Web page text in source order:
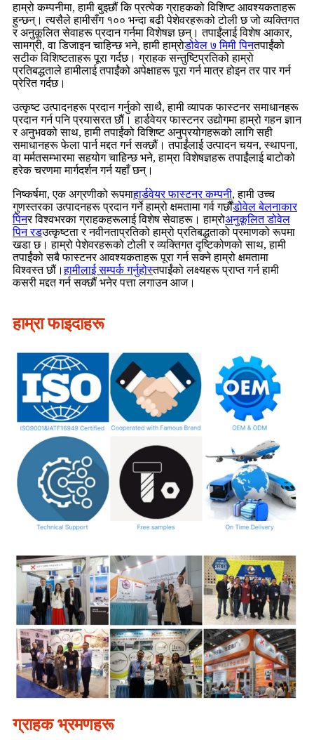
हाम्रो कम्पनीमा, हामी बुझ्छौं कि प्रत्येक ग्राहकको विशिष्ट आवश्यकताहरू
हुन्छन्। त्यसैले हामीसँग १०० भन्दा बढी पेशेवरहरूको टोली छ जो व्यक्तिगत
र अनुकूलित सेवाहरू प्रदान गर्नमा विशेषज्ञ छन्। तपाईंलाई विशेष आकार,
सामग्री, वा डिजाइन चाहिन्छ भने, हामी हाम्रोडोवेल ७ मिमी पिनतपाईंको
सटीक विशिष्टताहरू पूरा गर्दछ। ग्राहक सन्तुष्टिप्रतिको हाम्रो
प्रतिबद्धताले हामीलाई तपाईंको अपेक्षाहरू पूरा गर्न मात्र होइन तर पार गर्न
प्रेरित गर्दछ।
उत्कृष्ट उत्पादनहरू प्रदान गर्नुको साथै, हामी व्यापक फास्टनर समाधानहरू
प्रदान गर्न पनि प्रयासरत छौं। हार्डवेयर फास्टनर उद्योगमा हाम्रो गहन ज्ञान
र अनुभवको साथ, हामी तपाईंको विशिष्ट अनुप्रयोगहरूको लागि सही
समाधानहरू फेला पार्न मद्दत गर्न सक्छौं। तपाईंलाई उत्पादन चयन, स्थापना,
वा मर्मतसम्भारमा सहयोग चाहिन्छ भने, हाम्रा विशेषज्ञहरू तपाईंलाई बाटोको
हरेक चरणमा मार्गदर्शन गर्न यहाँ छन्।
निष्कर्षमा, एक अग्रणीको रूपमाहार्डवेयर फास्टनर कम्पनी, हामी उच्च
गुणस्तरका उत्पादनहरू प्रदान गर्ने हाम्रो क्षमतामा गर्व गर्छौंडोवेल बेलनाकार
पिनर विश्वभरका ग्राहकहरूलाई विशेष सेवाहरू। हाम्रोअनुकूलित डोवेल
पिन रडउत्कृष्टता र नवीनताप्रतिको हाम्रो प्रतिबद्धताको प्रमाणको रूपमा
खडा छ। हाम्रो पेशेवरहरूको टोली र व्यक्तिगत दृष्टिकोणको साथ, हामी
तपाईंको सबै फास्टनर आवश्यकताहरू पूरा गर्न सक्ने हाम्रो क्षमतामा
विश्वस्त छौं।हामीलाई सम्पर्क गर्नुहोस्तपाईंको लक्ष्यहरू प्राप्त गर्न हामी
कसरी मद्दत गर्न सक्छौं भनेर पत्ता लगाउन आज।
हाम्रा फाइदाहरू
ग्राहक भ्रमणहरू